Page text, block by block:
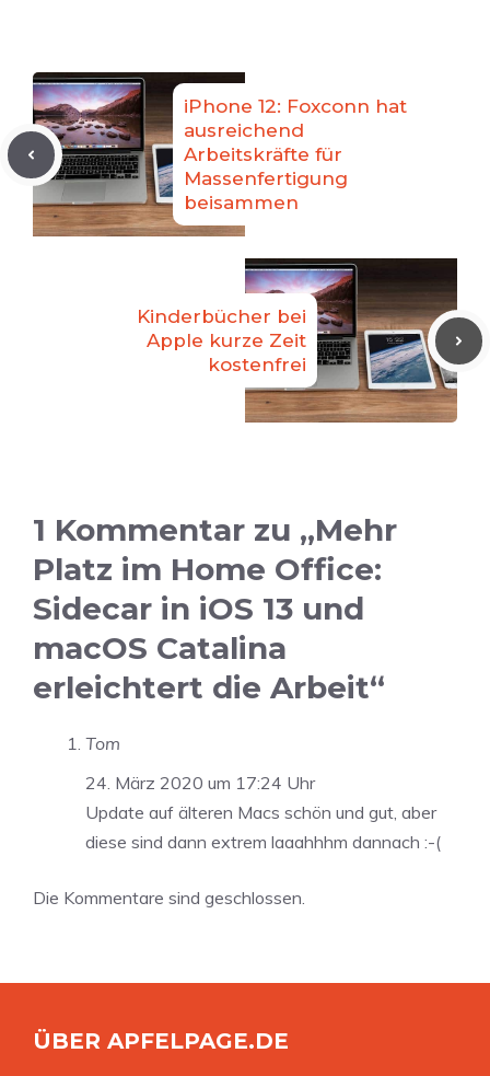
iPhone 12: Foxconn hat
ausreichend
Arbeitskräfte für
Massenfertigung
beisammen
Kinderbücher bei
Apple kurze Zeit
kostenfrei
1 Kommentar zu „Mehr
Platz im Home Office:
Sidecar in iOS 13 und
macOS Catalina
erleichtert die Arbeit“
Tom
24. März 2020 um 17:24 Uhr
Update auf älteren Macs schön und gut, aber
diese sind dann extrem laaahhhm dannach :-(
Die Kommentare sind geschlossen.
ÜBER APFELPAGE.DE